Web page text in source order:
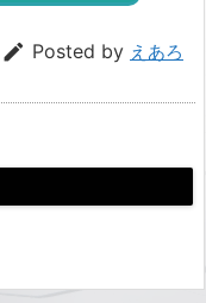
 Posted by えあろ